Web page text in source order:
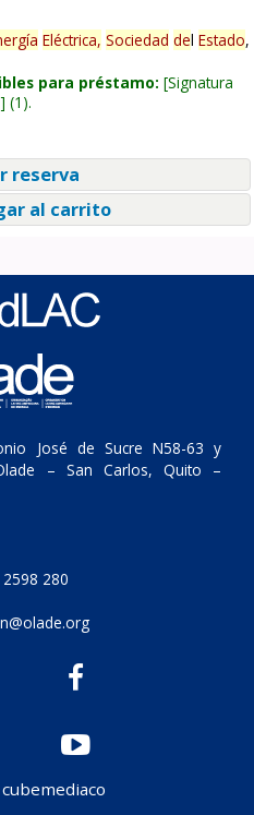
Eléctrica, Sociedad del Estado,
para préstamo: Signatura
(1).
reserva
al carrito
José de Sucre N58-63 y
– San Carlos, Quito –
280